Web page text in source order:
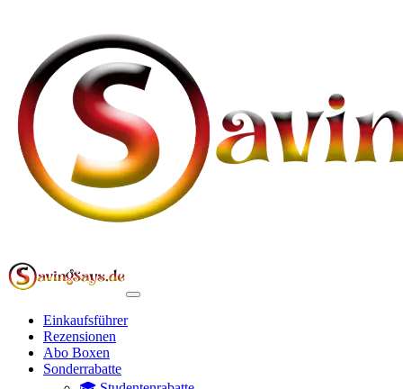
Einkaufsführer
Rezensionen
Abo Boxen
Sonderrabatte